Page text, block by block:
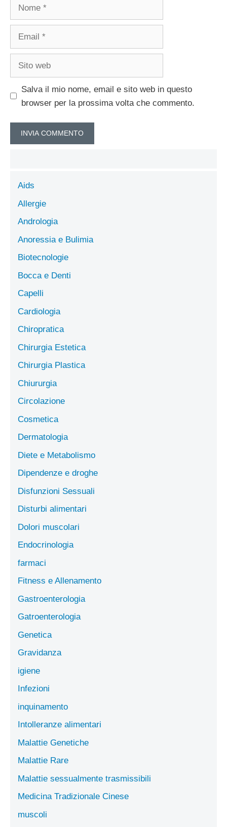
Salva il mio nome, email e sito web in questo
browser per la prossima volta che commento.
Aids
Allergie
Andrologia
Anoressia e Bulimia
Biotecnologie
Bocca e Denti
Capelli
Cardiologia
Chiropratica
Chirurgia Estetica
Chirurgia Plastica
Chiururgia
Circolazione
Cosmetica
Dermatologia
Diete e Metabolismo
Dipendenze e droghe
Disfunzioni Sessuali
Disturbi alimentari
Dolori muscolari
Endocrinologia
farmaci
Fitness e Allenamento
Gastroenterologia
Gatroenterologia
Genetica
Gravidanza
igiene
Infezioni
inquinamento
Intolleranze alimentari
Malattie Genetiche
Malattie Rare
Malattie sessualmente trasmissibili
Medicina Tradizionale Cinese
muscoli